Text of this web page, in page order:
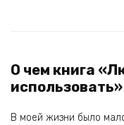
О чем книга
использовать»
В моей жизни было